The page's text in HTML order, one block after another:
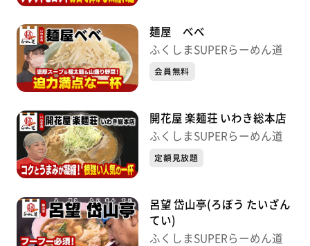
麺屋 べべ
ふくしまSUPERらーめん道
会員無料
開花屋 楽麺荘 いわき総本店
ふくしまSUPERらーめん道
定額見放題
呂望 岱山亭(ろぼう たいざん
てい)
ふくしまSUPERらーめん道